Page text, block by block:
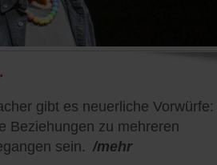
gibt es neuerliche Vorwürfe:
Beziehungen zu mehreren
sein. /mehr